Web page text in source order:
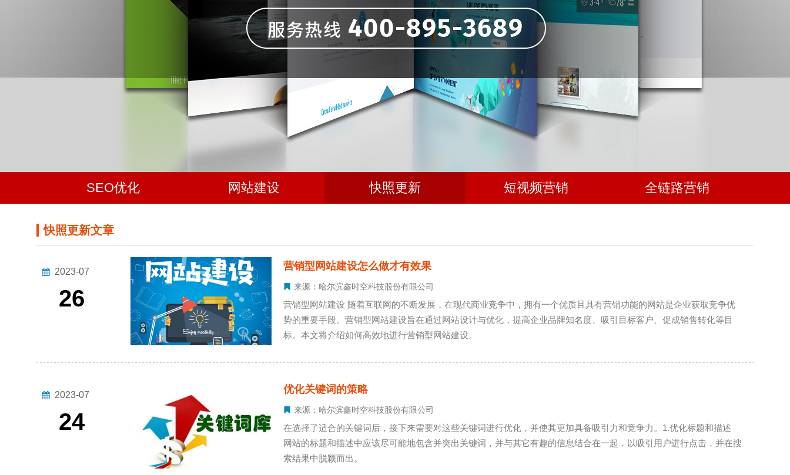
SEO优化 网站建设 快照更新 短视频营销 全链路营销
快照更新文章
2023-07
26
营销型网站建设怎么做才有效果
来源：哈尔滨鑫时空科技股份有限公司
营销型网站建设 随着互联网的不断发展，在现代商业竞争中，拥有一个优质且具有营销功能的网站是企业获取竞争优
势的重要手段。营销型网站建设旨在通过网站设计与优化，提高企业品牌知名度、吸引目标客户、促成销售转化等目
标。本文将介绍如何高效地进行营销型网站建设。
2023-07
24
优化关键词的策略
来源：哈尔滨鑫时空科技股份有限公司
在选择了适合的关键词后，接下来需要对这些关键词进行优化，并使其更加具备吸引力和竞争力。1.优化标题和描述
网站的标题和描述中应该尽可能地包含并突出关键词，并与其它有趣的信息结合在一起，以吸引用户进行点击，并在搜
索结果中脱颖而出。